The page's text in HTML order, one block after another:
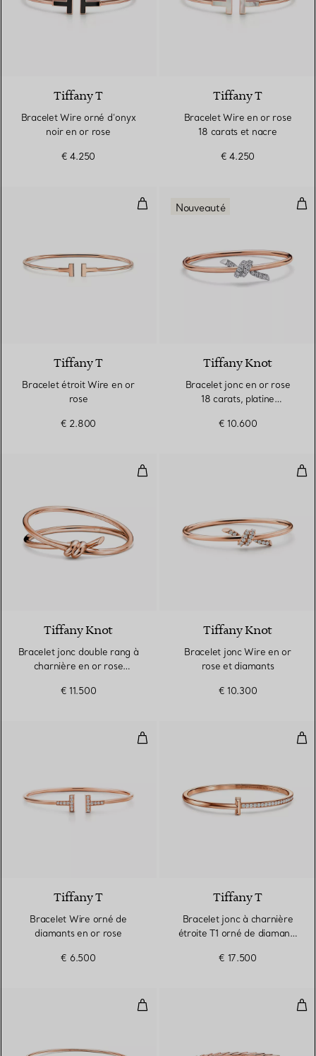
Tiffany T
Bracelet Wire orné d’onyx
noir en or rose
€ 4.250
Tiffany T
Bracelet Wire en or rose
18 carats et nacre
€ 4.250
Bracelet étroit Wire en or rose
Tiffany T
Bracelet étroit Wire en or
rose
€ 2.800
Nouveauté
Tiffany Knot
Bracelet jonc en or rose
18 carats, platine
€ 10.600
Bracelet jonc double rang à
Tiffany Knot
Bracelet jonc double rang à
charnière en or rose
€ 11.500
Tiffany Knot
Bracelet jonc Wire en or
rose et diamants
€ 10.300
Bracelet Wire orné de diamants
Tiffany T
Bracelet Wire orné de
diamants en or rose
€ 6.500
Tiffany T
Bracelet jonc à charnière
étroite T1 orné de diamants
€ 17.500
Jonc simple Diamond Hoop